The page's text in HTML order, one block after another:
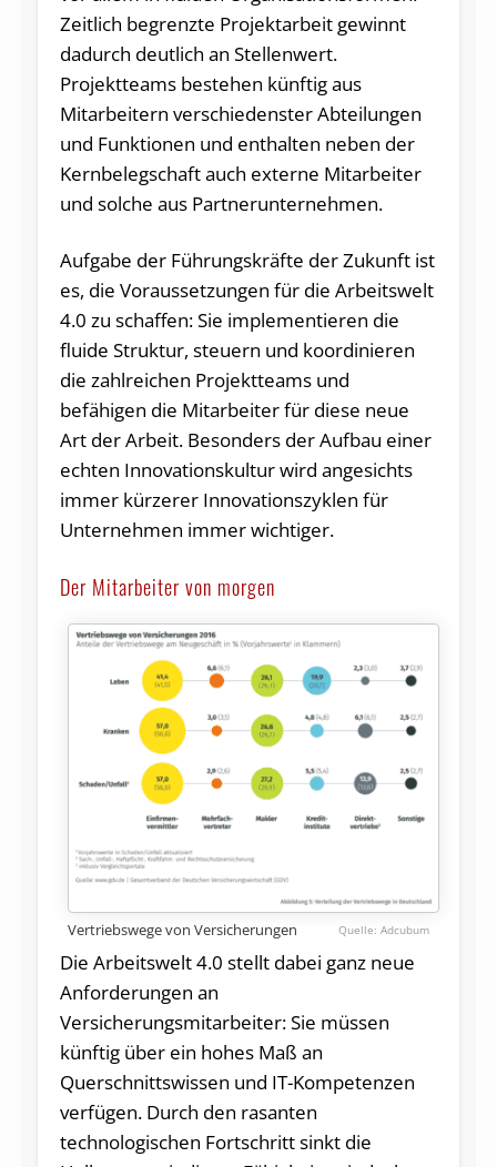
Zeitlich begrenzte Projektarbeit gewinnt
dadurch deutlich an Stellenwert.
Projektteams bestehen künftig aus
Mitarbeitern verschiedenster Abteilungen
und Funktionen und enthalten neben der
Kernbelegschaft auch externe Mitarbeiter
und solche aus Partnerunternehmen.
Aufgabe der Führungskräfte der Zukunft ist
es, die Voraussetzungen für die Arbeitswelt
4.0 zu schaffen: Sie implementieren die
fluide Struktur, steuern und koordinieren
die zahlreichen Projektteams und
befähigen die Mitarbeiter für diese neue
Art der Arbeit. Besonders der Aufbau einer
echten Innovationskultur wird angesichts
immer kürzerer Innovationszyklen für
Unternehmen immer wichtiger.
Der Mitarbeiter von morgen
Vertriebswege von Versicherungen Adcubum
Die Arbeitswelt 4.0 stellt dabei ganz neue
Anforderungen an
Versicherungsmitarbeiter: Sie müssen
künftig über ein hohes Maß an
Querschnittswissen und IT-Kompetenzen
verfügen. Durch den rasanten
technologischen Fortschritt sinkt die